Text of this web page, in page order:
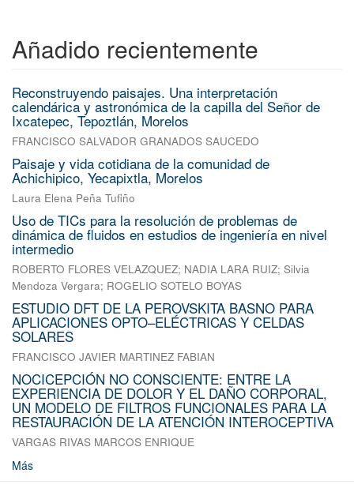
Añadido recientemente
Reconstruyendo paisajes. Una interpretación
calendárica y astronómica de la capilla del Señor de
Ixcatepec, Tepoztlán, Morelos
FRANCISCO SALVADOR GRANADOS SAUCEDO
Paisaje y vida cotidiana de la comunidad de
Achichipico, Yecapixtla, Morelos
Laura Elena Peña Tufiño
Uso de TICs para la resolución de problemas de
dinámica de fluidos en estudios de ingeniería en nivel
intermedio
ROBERTO FLORES VELAZQUEZ; NADIA LARA RUIZ; Silvia
Mendoza Vergara; ROGELIO SOTELO BOYAS
ESTUDIO DFT DE LA PEROVSKITA BASNO PARA
APLICACIONES OPTO–ELÉCTRICAS Y CELDAS
SOLARES
FRANCISCO JAVIER MARTINEZ FABIAN
NOCICEPCIÓN NO CONSCIENTE: ENTRE LA
EXPERIENCIA DE DOLOR Y EL DAÑO CORPORAL,
UN MODELO DE FILTROS FUNCIONALES PARA LA
RESTAURACIÓN DE LA ATENCIÓN INTEROCEPTIVA
VARGAS RIVAS MARCOS ENRIQUE
Más